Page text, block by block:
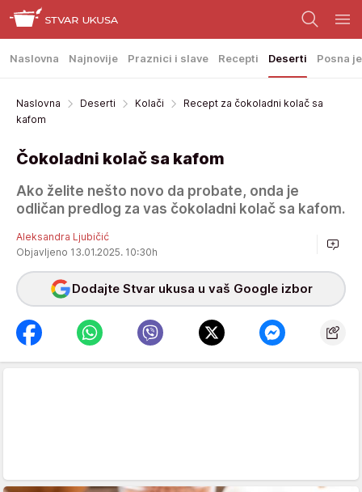
Naslovna Najnovije Praznici i slave Recepti Deserti Posna
Naslovna Deserti Kolači
Recept za čokoladni kolač sa
kafom
Čokoladni kolač sa kafom
Ako želite nešto novo da probate, onda je
odličan predlog za vas čokoladni kolač sa kafom.
Aleksandra Ljubičić
Objavljeno 13.01.2025. 10:30h
Dodajte Stvar ukusa u vaš Google izbor